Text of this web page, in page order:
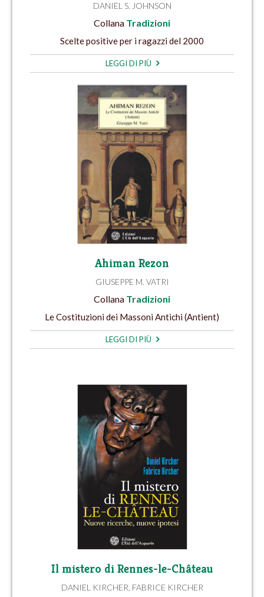
DANIEL S. JOHNSON
Collana Tradizioni
Scelte positive per i ragazzi del 2000
LEGGI DI PIÙ
Ahiman Rezon
GIUSEPPE M. VATRI
Collana Tradizioni
Le Costituzioni dei Massoni Antichi (Antient)
LEGGI DI PIÙ
Il mistero di Rennes-le-Château
DANIEL KIRCHER FABRICE KIRCHER